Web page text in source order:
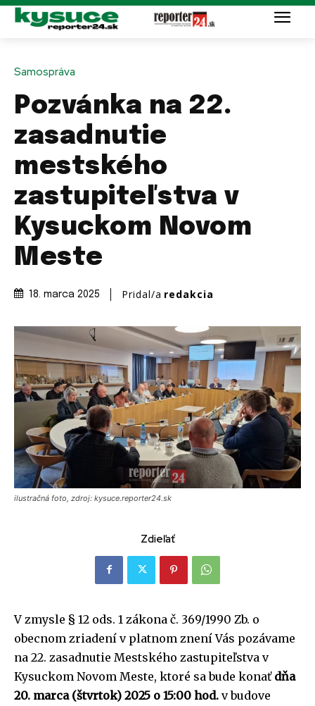
Samospráva
Pozvánka na 22.
zasadnutie
mestského
zastupiteľstva v
Kysuckom Novom
Meste
18. marca 2025 Pridal/a redakcia
ilustračná foto, zdroj: kysuce.reporter24.sk
Zdieľať
V zmysle § 12 ods. 1 zákona č. 369/1990 Zb. o
obecnom zriadení v platnom znení Vás pozávame
na 22. zasadnutie Mestského zastupiteľstva v
Kysuckom Novom Meste, ktoré sa bude konať dňa
20. marca (štvrtok) 2025 o 15:00 hod. v budove